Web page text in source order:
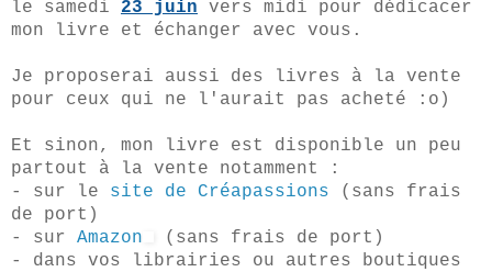
le samedi 23 juin vers midi pour dédicacer
mon livre et échanger avec vous.
Je proposerai aussi des livres à la vente
pour ceux qui ne l'aurait pas acheté :o)
Et sinon, mon livre est disponible un peu
partout à la vente notamment :
- sur le site de Créapassions (sans frais
de port)
- sur Amazon
(sans frais de port)
- dans vos librairies ou autres boutiques